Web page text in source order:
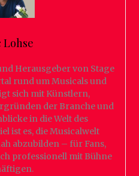
Lohse
Herausgeber von Stage
rund um Musicals und
sich mit Künstlern,
der Branche und
in die Welt des
ist es, die Musicalwelt
abzubilden – für Fans,
professionell mit Bühne